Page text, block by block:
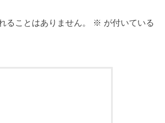
ることはありません。 ※ が付いている